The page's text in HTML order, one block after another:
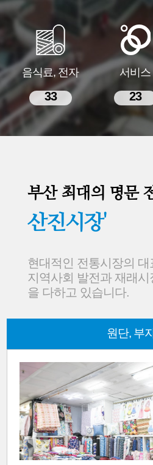
음식료, 전자
33
서비스
23
부산 최대의 명문
산진시장'
현대적인 전통시장의 대
지역사회 발전과 재래시
을 다하고 있습니다.
원단, 부